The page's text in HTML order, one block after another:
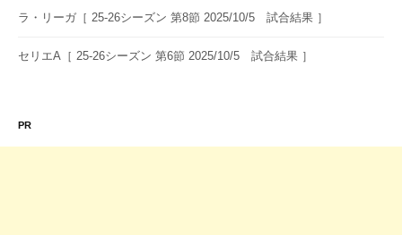
ラ・リーガ［ 25-26シーズン 第8節 2025/10/5 試合結果 ］
セリエA［ 25-26シーズン 第6節 2025/10/5 試合結果 ］
PR